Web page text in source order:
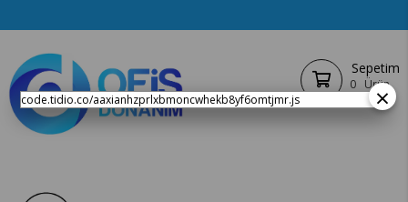
Sepetim
0 Ürün
×
code.tidio.co/aaxianhzprlxbmoncwhekb8yf6omtjmr.js